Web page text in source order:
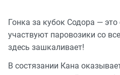
Гонка за кубок Содора —
участвуют паровозики со
здесь зашкаливает!
В состязании Кана